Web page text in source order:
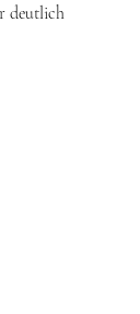
deutlich